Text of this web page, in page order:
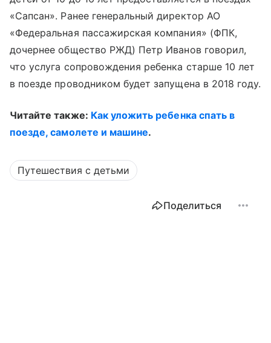
«Сапсан». Ранее генеральный директор АО
«Федеральная пассажирская компания» (ФПК,
дочернее общество РЖД) Петр Иванов говорил,
что услуга сопровождения ребенка старше 10 лет
в поезде проводником будет запущена в 2018 году.
Читайте также: Как уложить ребенка спать в
поезде, самолете и машине.
Путешествия с детьми
Поделиться